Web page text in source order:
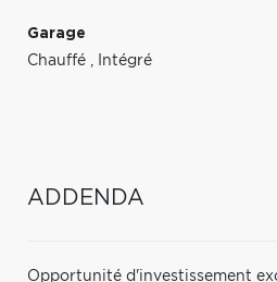
Garage
Chauffé , Intégré
ADDENDA
Opportunité d'investissement